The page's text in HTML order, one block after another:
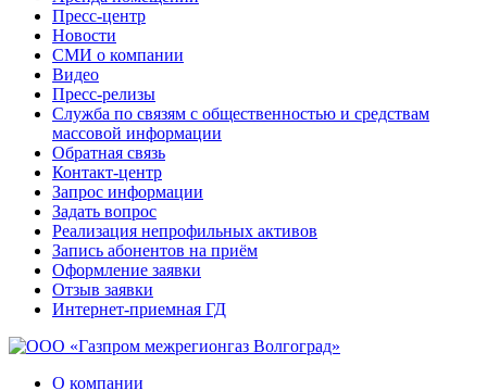
Пресс-центр
Новости
СМИ о компании
Видео
Пресс-релизы
Служба по связям с общественностью и средствам
массовой информации
Обратная связь
Контакт-центр
Запрос информации
Задать вопрос
Реализация непрофильных активов
Запись абонентов на приём
Оформление заявки
Отзыв заявки
Интернет-приемная ГД
О компании